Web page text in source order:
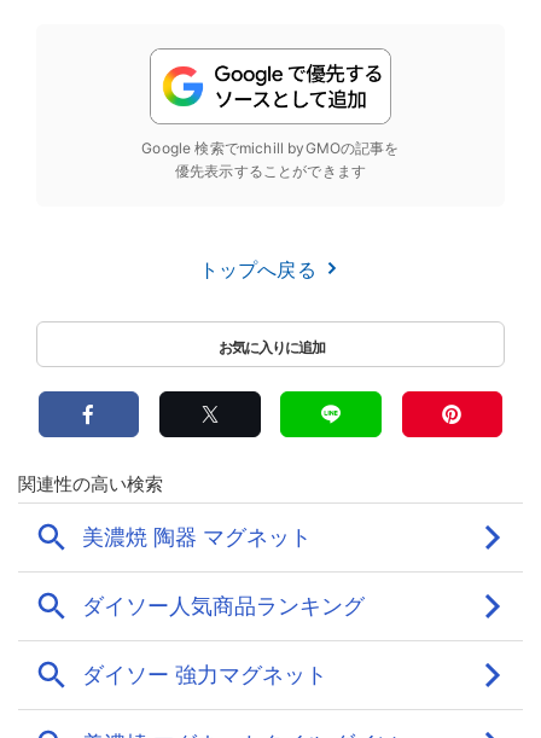
Google 検索でmichill byGMOの記事を
優先表示することができます
トップへ戻る